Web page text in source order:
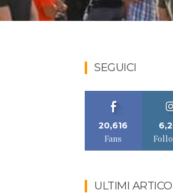
SEGUICI
20,616
Fans
ULTIMI